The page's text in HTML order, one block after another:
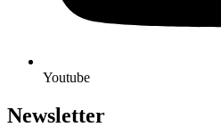
Youtube
Newsletter